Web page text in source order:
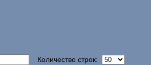
Количество строк: